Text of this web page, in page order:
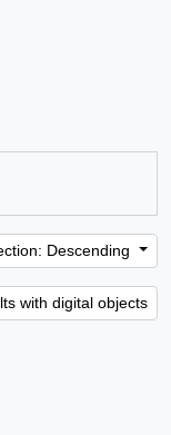
Descending
with digital objects